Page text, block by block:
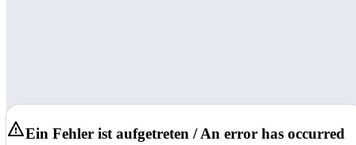
Ein Fehler ist aufgetreten / An error has occurred